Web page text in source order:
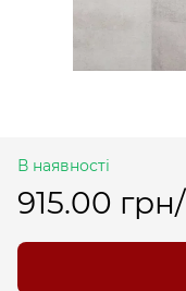
В наявності
915.00